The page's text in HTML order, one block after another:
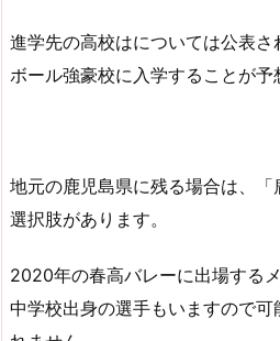
進学先の高校はについては公表
ボール強豪校に入学することが予
地元の鹿児島県に残る場合は、「
選択肢があります。
2020年の春高バレーに出場する
中学校出身の選手もいますので